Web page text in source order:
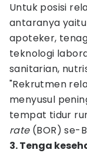
Untuk posisi
antaranya
apoteker,
teknologi
sanitarian,
"Rekrutmen
menyusul
tempat tidur
rate(BOR) se-
3. Tenga